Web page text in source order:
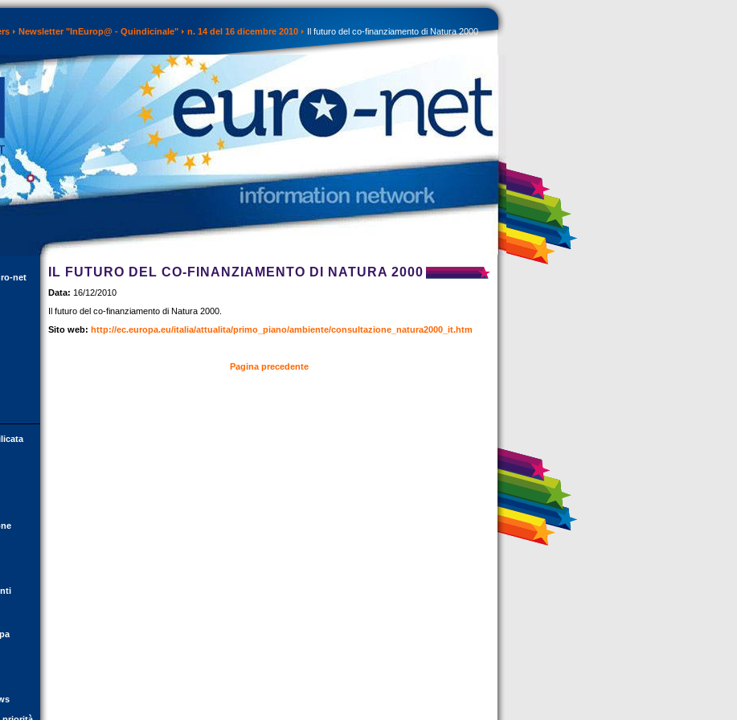
Newsletter "InEurop@ - Quindicinale" n. 14 del 16 dicembre 2010 Il futuro del co-finanziamento di Natura 2000
net IL FUTURO DEL CO-FINANZIAMENTO DI NATURA 2000
Data: 16/12/2010
Il futuro del co-finanziamento di Natura 2000.
Sito web: http://ec.europa.eu/italia/attualita/primo_piano/ambiente/consultazione_natura2000_it.htm
Pagina precedente